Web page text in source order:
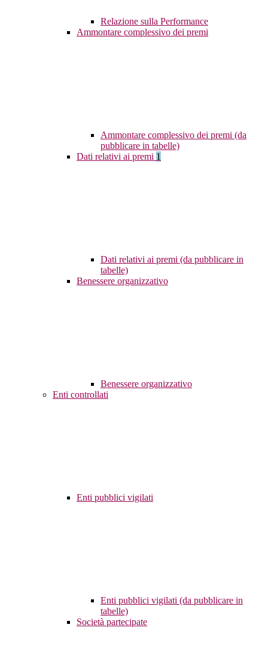
Relazione sulla Performance
Ammontare complessivo dei premi
Ammontare complessivo dei premi (da
pubblicare in tabelle)
Dati relativi ai premi 1
Dati relativi ai premi (da pubblicare in
tabelle)
Benessere organizzativo
Benessere organizzativo
Enti controllati
Enti pubblici vigilati
Enti pubblici vigilati (da pubblicare in
tabelle)
Società partecipate